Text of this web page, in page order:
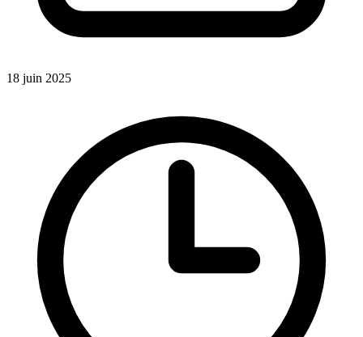
18 juin 2025